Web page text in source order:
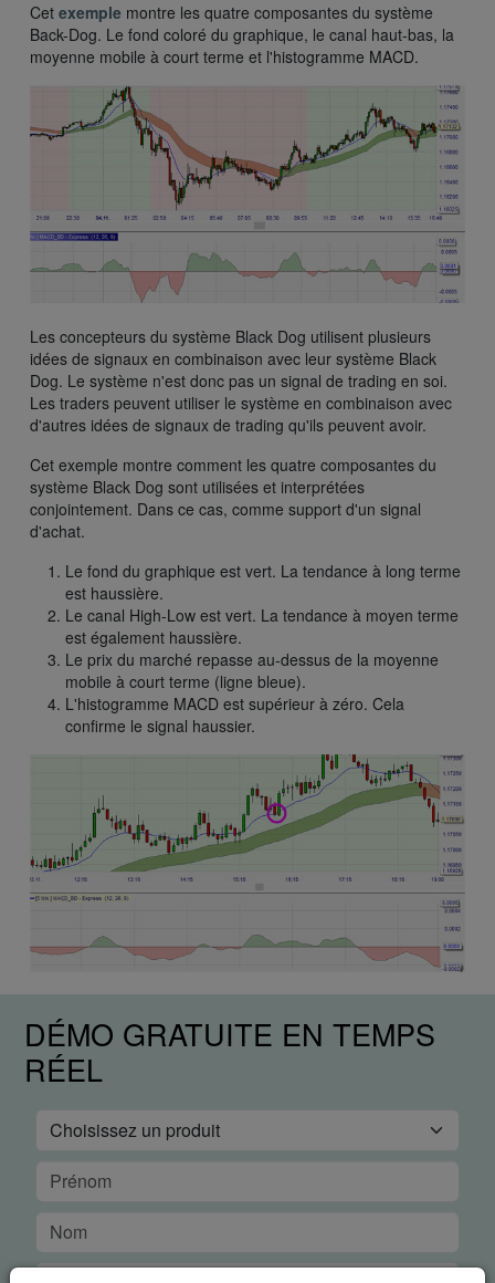
Cet exemple montre les quatre composantes du système
Back-Dog. Le fond coloré du graphique, le canal haut-bas, la
moyenne mobile à court terme et l'histogramme MACD.
Les concepteurs du système Black Dog utilisent plusieurs
idées de signaux en combinaison avec leur système Black
Dog. Le système n'est donc pas un signal de trading en soi.
Les traders peuvent utiliser le système en combinaison avec
d'autres idées de signaux de trading qu'ils peuvent avoir.
Cet exemple montre comment les quatre composantes du
système Black Dog sont utilisées et interprétées
conjointement. Dans ce cas, comme support d'un signal
d'achat.
Le fond du graphique est vert. La tendance à long terme
est haussière.
Le canal High-Low est vert. La tendance à moyen terme
est également haussière.
Le prix du marché repasse au-dessus de la moyenne
mobile à court terme (ligne bleue).
L'histogramme MACD est supérieur à zéro. Cela
confirme le signal haussier.
DÉMO GRATUITE EN TEMPS
RÉEL